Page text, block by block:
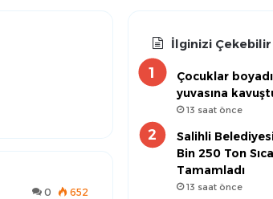
0 652
İlginizi Çekebilir
Çocuklar
yuvasına
13 saat önce
Salihli
Bin 250 Ton
Tamamladı
13 saat önce